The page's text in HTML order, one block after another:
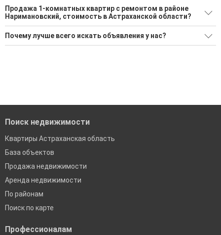
Поможем Купить однокомнатную квартиру с ремонтом в
районе Наримановский?
8 актуальных и проверенных объявлений
Продажа 1-комнатных квартир с ремонтом в районе
Наримановский, стоимость в Астраханской области?
Минимальная цена: 550 000 Р. Максимальная цена: 2 400
000 Р; Средняя: 1 300 000 Р
Почему лучше всего искать объявления у нас?
Поиск недвижимости
Квартиры Астраханская область
База объектов
Продажа недвижимости
Аренда недвижимости
По районам
Поиск по карте
Профессионалам